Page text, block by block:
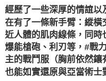
3.實際核准額度、可分期數及費用
4.訂單成立30分鐘內，如未前往確
消。如遇「轉專審核」未通過狀況
法說明評估內容。
【繳款方式說明】
1.分期款項不併入電信帳單，「大
醒簡訊。
2.透過簡訊連結打開帳單後，可選
AFTEE先享後付是「在收到商品之
便利好安心！
１．簡單：不需註冊會員、不需綁
２．便利：只要手機號碼，簡訊認
３．安心：先確認商品／服務後，再
【「AFTEE先享後付」結帳流程】
１．於結帳方式選擇「AFTEE先享
結帳頁面，進行簡訊認證並確認金額
ATM付款
運送方式
宅配
每筆NT$120，滿NT$1,200(含
宅配-離島
經歷了一些深厚的情誼以
在有了一條新手臂：縱橫
近人體的肌肉線條，同時
爆能槍砲、利刃等，#戰
主的戰鬥服（胸前依然
也能如實還原與亞當術士